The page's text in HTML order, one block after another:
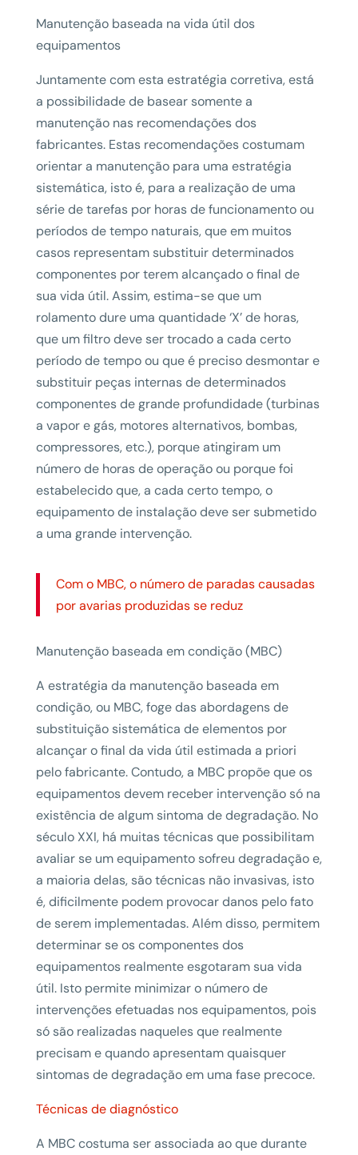
Manutenção baseada na vida útil dos
equipamentos
Juntamente com esta estratégia corretiva, está
a possibilidade de basear somente a
manutenção nas recomendações dos
fabricantes. Estas recomendações costumam
orientar a manutenção para uma estratégia
sistemática, isto é, para a realização de uma
série de tarefas por horas de funcionamento ou
períodos de tempo naturais, que em muitos
casos representam substituir determinados
componentes por terem alcançado o final de
sua vida útil. Assim, estima-se que um
rolamento dure uma quantidade ‘X’ de horas,
que um filtro deve ser trocado a cada certo
período de tempo ou que é preciso desmontar e
substituir peças internas de determinados
componentes de grande profundidade (turbinas
a vapor e gás, motores alternativos, bombas,
compressores, etc.), porque atingiram um
número de horas de operação ou porque foi
estabelecido que, a cada certo tempo, o
equipamento de instalação deve ser submetido
a uma grande intervenção.
Com o MBC, o número de paradas causadas
por avarias produzidas se reduz
Manutenção baseada em condição (MBC)
A estratégia da manutenção baseada em
condição, ou MBC, foge das abordagens de
substituição sistemática de elementos por
alcançar o final da vida útil estimada a priori
pelo fabricante. Contudo, a MBC propõe que os
equipamentos devem receber intervenção só na
existência de algum sintoma de degradação. No
século XXI, há muitas técnicas que possibilitam
avaliar se um equipamento sofreu degradação e,
a maioria delas, são técnicas não invasivas, isto
é, dificilmente podem provocar danos pelo fato
de serem implementadas. Além disso, permitem
determinar se os componentes dos
equipamentos realmente esgotaram sua vida
útil. Isto permite minimizar o número de
intervenções efetuadas nos equipamentos, pois
só são realizadas naqueles que realmente
precisam e quando apresentam quaisquer
sintomas de degradação em uma fase precoce.
Técnicas de diagnóstico
A MBC costuma ser associada ao que durante